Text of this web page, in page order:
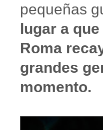
pequeñas
lugar a
Roma
grandes
momento.